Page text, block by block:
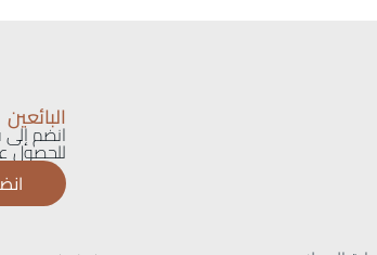
البائعين
انضم إلى
للحصول